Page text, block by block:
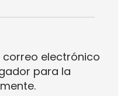
electrónico
para la